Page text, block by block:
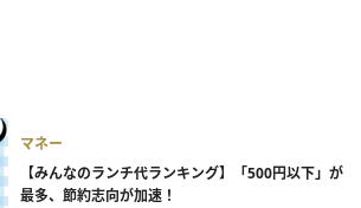
マネー
【みんなのランチ代ランキング】「500円以下」が
最多、節約志向が加速！